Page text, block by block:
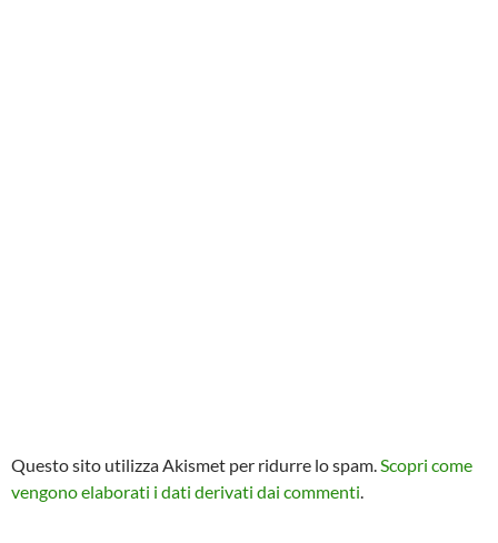
Questo sito utilizza Akismet per ridurre lo spam.Scopri come
vengono elaborati i dati derivati dai commenti.